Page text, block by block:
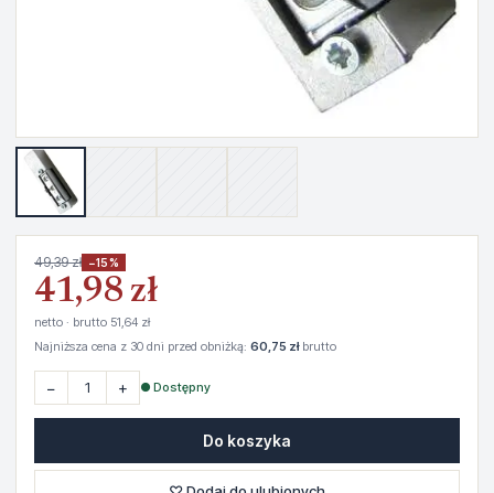
49,39 zł −15%
41,98 zł
netto · brutto 51,64 zł
Najniższa cena z 30 dni przed obniżką: 60,75 złbrutto
− + ● Dostępny
Do koszyka